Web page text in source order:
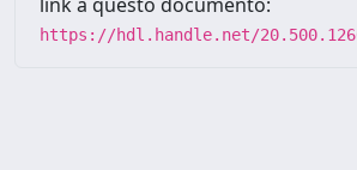
https://hdl.handle.net/